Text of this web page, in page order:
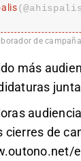
de campaña
más
cierres de